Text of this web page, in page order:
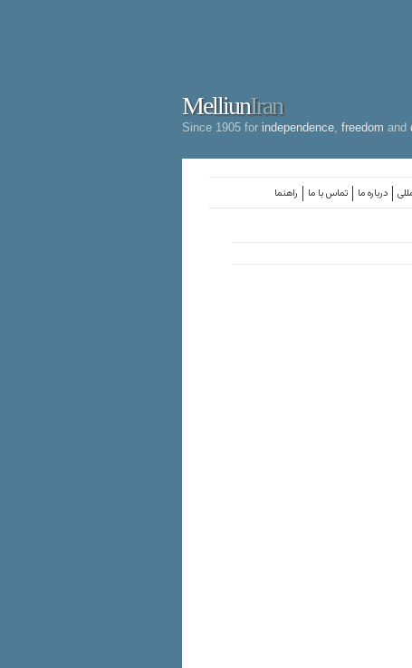
MelliunIran
Since 1905 for independence freedom and
راهنما تماس با ما درباره ما